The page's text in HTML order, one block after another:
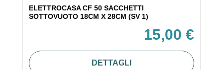
ELETTROCASA CF 50 SACCHETTI
SOTTOVUOTO 18CM X 28CM (SV 1)
15,00 €
DETTAGLI